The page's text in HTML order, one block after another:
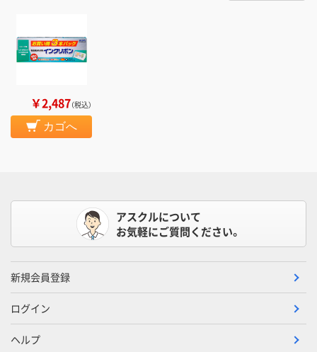
￥2,487（税込）
カゴへ
アスクルについて
お気軽にご質問ください。
新規会員登録
ログイン
ヘルプ